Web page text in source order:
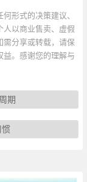
形式的决策建议、
人以商业售卖、虚假
需分享或转载，请保
益。感谢您的理解与
期
惯